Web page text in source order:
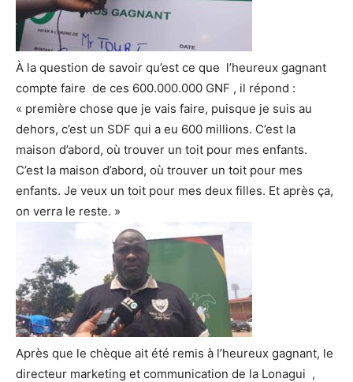
À la question de savoir qu’est ce que l’heureux gagnant
compte faire de ces 600.000.000 GNF , il répond :
« première chose que je vais faire, puisque je suis au
dehors, c’est un SDF qui a eu 600 millions. C’est la
maison d’abord, où trouver un toit pour mes enfants.
C’est la maison d’abord, où trouver un toit pour mes
enfants. Je veux un toit pour mes deux filles. Et après ça,
on verra le reste. »
Après que le chèque ait été remis à l’heureux gagnant, le
directeur marketing et communication de la Lonagui ,